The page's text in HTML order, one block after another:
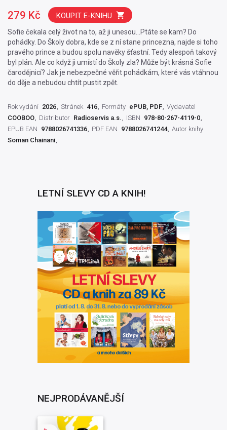
Sofie čekala celý život na to, až ji unesou…Ptáte se kam? Do
pohádky. Do Školy dobra, kde se z ní stane princezna, najde si toho
pravého prince a budou spolu navěky šťastní. Tedy alespoň takový
byl plán. Ale co když ji umístí do Školy zla? Může být krásná Sofie
čarodějnicí? Jak je nebezpečné věřit pohádkám, které vás vtáhnou
do děje a nebudou chtít pustit zpět.
279 Kč KOUPIT E-KNIHU
Rok vydání 2026 Stránek 416 Formáty ePUB, PDF Vydavatel
COOBOO
Distributor Radioservis a.s. ISBN 978-80-267-4119-0
EPUB EAN 9788026741336 PDF EAN 9788026741244 Autor knihy
Soman Chainani
LETNÍ SLEVY CD A KNIH!
NEJPRODÁVANĚJŠÍ